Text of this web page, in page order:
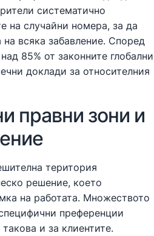
систематично
на случайни номера, за да
на всяка забавление. Според
85% от законните глобални
доклади за относителния
правни зони и
територия
решение, което
на работата. Множеството
преференции
и за клиентите.